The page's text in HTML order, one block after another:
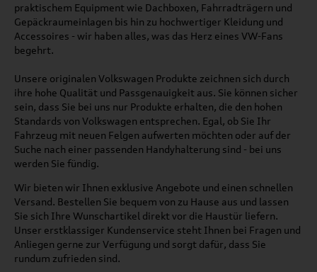
praktischem Equipment wie Dachboxen, Fahrradträgern und
Gepäckraumeinlagen bis hin zu hochwertiger Kleidung und
Accessoires - wir haben alles, was das Herz eines VW-Fans
begehrt.
Unsere originalen Volkswagen Produkte zeichnen sich durch
ihre hohe Qualität und Passgenauigkeit aus. Sie können sicher
sein, dass Sie bei uns nur Produkte erhalten, die den hohen
Standards von Volkswagen entsprechen. Egal, ob Sie Ihr
Fahrzeug mit neuen Felgen aufwerten möchten oder auf der
Suche nach einer passenden Handyhalterung sind - bei uns
werden Sie fündig.
Wir bieten wir Ihnen exklusive Angebote und einen schnellen
Versand. Bestellen Sie bequem von zu Hause aus und lassen
Sie sich Ihre Wunschartikel direkt vor die Haustür liefern.
Unser erstklassiger Kundenservice steht Ihnen bei Fragen und
Anliegen gerne zur Verfügung und sorgt dafür, dass Sie
rundum zufrieden sind.